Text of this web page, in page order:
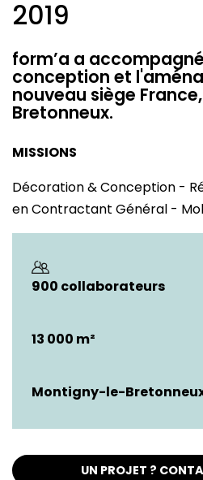
2019
form’a a
conception et
nouveau siège
Bretonneux.
MISSIONS
Décoration & Conception -
en Contractant Général -
900 collaborateurs
13 000 m²
Montigny-le-
UN PROJET ?